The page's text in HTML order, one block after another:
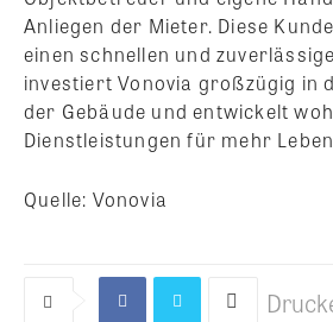
Anliegen der Mieter. Diese
einen schnellen und
investiert Vonovia großzügig in
der Gebäude und entwickelt
Dienstleistungen für mehr
Quelle: Vonovia